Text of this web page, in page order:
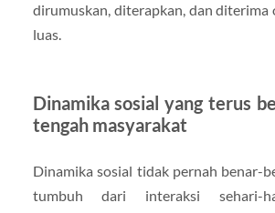
dirumuskan, diterapkan, dan diterima
luas.
Dinamika sosial yang terus
tengah masyarakat
Dinamika sosial tidak pernah benar-
tumbuh dari interaksi sehari-